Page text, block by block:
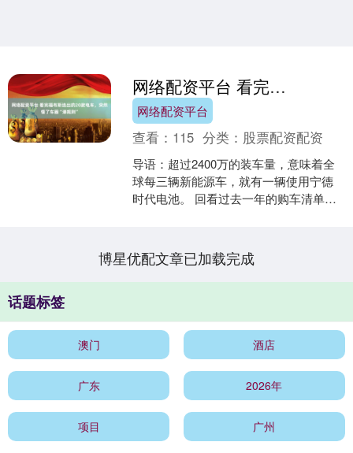
网络配资平台 看完福布斯选出的20款电车，突然懂了车圈“潜规则”
网络配资平台
查看： 115 分类： 股票配资配资
导语：超过2400万的装车量，意味着全
球每三辆新能源车，就有一辆使用宁德
时代电池。 回看过去一年的购车清单，
博星优配文章已加载完成
话题标签
澳门 酒店
广东 2026年
项目 广州